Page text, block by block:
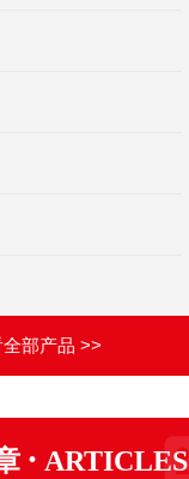
部产品 >>
· ARTICLES